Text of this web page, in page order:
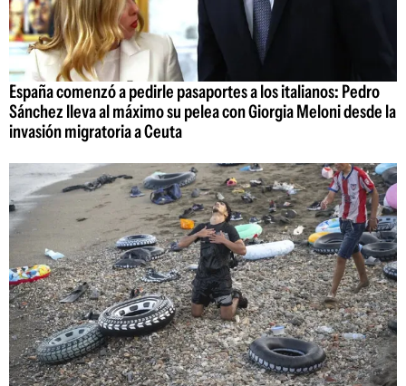
España comenzó a pedirle pasaportes a los italianos: Pedro
Sánchez lleva al máximo su pelea con Giorgia Meloni desde la
invasión migratoria a Ceuta